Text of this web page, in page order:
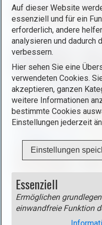
Track
Track als gpx-Datei
Auf dieser Website
essenziell und für ein
erforderlich, andere
analysieren und dadurch
verbessern.
Hier sehen Sie eine
verwendeten Cookies.
akzeptieren, ganzen
weitere Informationen
bestimmte Cookies
Einstellungen jederzeit
Einstellungen
Essenziell
Ermöglichen
einwandfreie Funktion